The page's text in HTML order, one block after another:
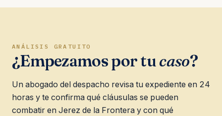
ANÁLISIS GRATUITO
¿Empezamos por tucaso?
Un abogado del despacho revisa tu expediente en 24
horas y te confirma qué cláusulas se pueden
combatir en Jerez de la Frontera y con qué